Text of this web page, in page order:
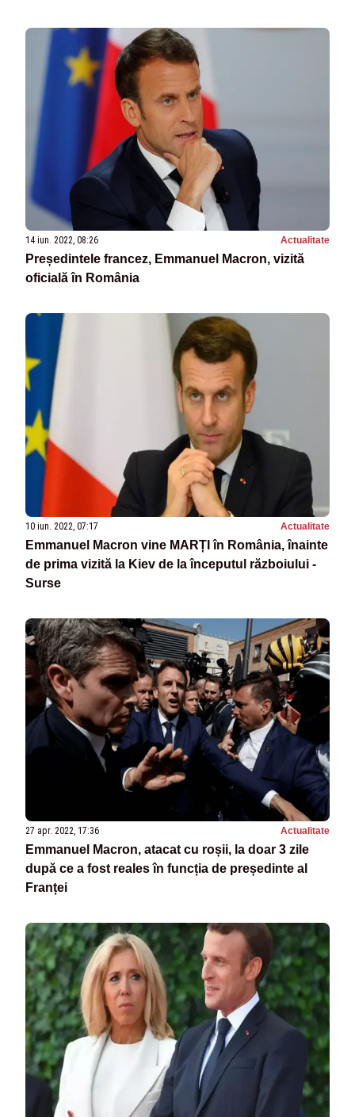
14 iun. 2022, 08:26 Actualitate
Președintele francez, Emmanuel Macron, vizită
oficială în România
10 iun. 2022, 07:17 Actualitate
Emmanuel Macron vine MARȚI în România, înainte
de prima vizită la Kiev de la începutul războiului -
Surse
27 apr. 2022, 17:36 Actualitate
Emmanuel Macron, atacat cu roșii, la doar 3 zile
după ce a fost reales în funcția de președinte al
Franței